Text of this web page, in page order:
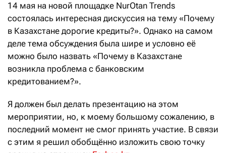
14 мая на новой площадке NurOtan Trends
состоялась интересная дискуссия на тему «Почему
в Казахстане дорогие кредиты?». Однако на самом
деле тема обсуждения была шире и условно её
можно было назвать «Почему в Казахстане
возникла проблема с банковским
кредитованием?».
Я должен был делать презентацию на этом
мероприятии, но, к моему большому сожалению, в
последний момент не смог принять участие. В связи
с этим я решил обобщённо изложить свою точку